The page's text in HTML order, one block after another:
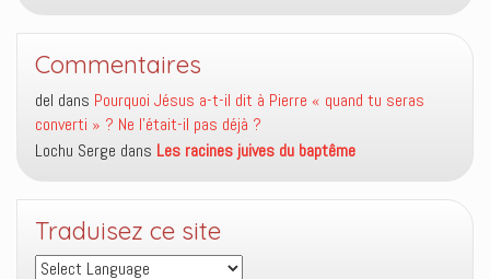
Commentaires
del dans Pourquoi Jésus a-t-il dit à Pierre « quand tu seras
converti » ? Ne l’était-il pas déjà ?
Lochu Serge dans Les racines juives du baptême
Traduisez ce site